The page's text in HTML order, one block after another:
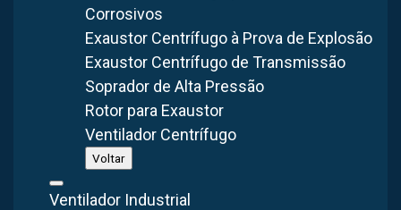
Corrosivos
Exaustor Centrífugo à Prova de Explosão
Exaustor Centrífugo de Transmissão
Soprador de Alta Pressão
Rotor para Exaustor
Ventilador Centrífugo
Voltar
Ventilador Industrial